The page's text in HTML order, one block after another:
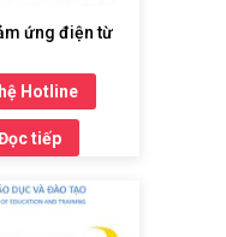
ứng điện từ
Hotline
tiếp